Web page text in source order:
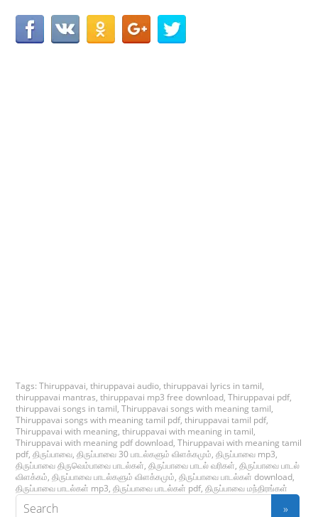
Tags:Thiruppavai,thiruppavai audio,thiruppavai lyrics in tamil,
thiruppavai mantras,thiruppavai mp3 free download,Thiruppavai pdf,
thiruppavai songs in tamil,Thiruppavai songs with meaning tamil,
Thiruppavai songs with meaning tamil pdf,thiruppavai tamil pdf,
Thiruppavai with meaning,thiruppavai with meaning in tamil,
Thiruppavai with meaning pdf download,Thiruppavai with meaning tamil
pdf,திருப்பாவை,திருப்பாவை 30 பாடல்களும் விளக்கமும்,திருப்பாவை mp3,
திருப்பாவை திருவெம்பாவை பாடல்கள்,திருப்பாவை பாடல் வரிகள்,திருப்பாவை பாடல்
விளக்கம்,திருப்பாவை பாடல்களும் விளக்கமும்,திருப்பாவை பாடல்கள் download,
திருப்பாவை பாடல்கள் mp3,திருப்பாவை பாடல்கள் pdf,திருப்பாவை மந்திரங்கள்